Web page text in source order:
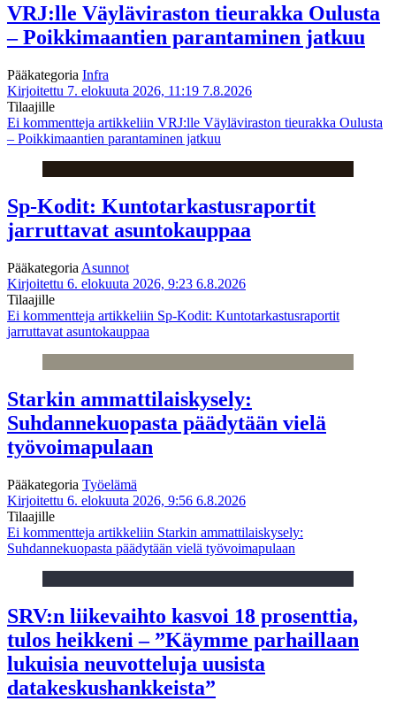
VRJ:lle Väyläviraston tieurakka Oulusta
– Poikkimaantien parantaminen jatkuu
Pääkategoria Infra
Kirjoitettu 7. elokuuta 2026, 11:19 7.8.2026
Tilaajille
Ei kommentteja artikkeliin VRJ:lle Väyläviraston tieurakka Oulusta
– Poikkimaantien parantaminen jatkuu
Sp-Kodit: Kuntotarkastusraportit
jarruttavat asuntokauppaa
Pääkategoria Asunnot
Kirjoitettu 6. elokuuta 2026, 9:23 6.8.2026
Tilaajille
Ei kommentteja artikkeliin Sp-Kodit: Kuntotarkastusraportit
jarruttavat asuntokauppaa
Starkin ammattilaiskysely:
Suhdannekuopasta päädytään vielä
työvoimapulaan
Pääkategoria Työelämä
Kirjoitettu 6. elokuuta 2026, 9:56 6.8.2026
Tilaajille
Ei kommentteja artikkeliin Starkin ammattilaiskysely:
Suhdannekuopasta päädytään vielä työvoimapulaan
SRV:n liikevaihto kasvoi 18 prosenttia,
tulos heikkeni – ”Käymme parhaillaan
lukuisia neuvotteluja uusista
datakeskushankkeista”